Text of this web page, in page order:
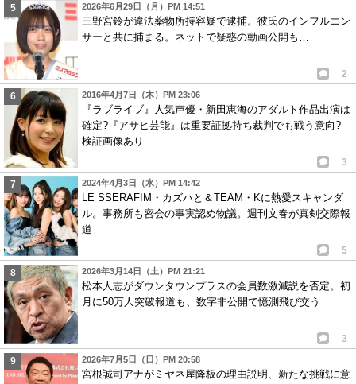
2026年6月29日（月）PM 14:51
三野宮鈴が違法薬物所持容疑で逮捕。彼氏のインフルエン
サーと共に捕まる。ネットで疑惑の動画公開も…
2
2016年4月7日（木）PM 23:06
『ラブライブ』人気声優・新田恵海のアダルト作品出演は
確定?『アサヒ芸能』は重要証拠持ち裁判でも戦う意向?
検証画像あり
3
2024年4月3日（水）PM 14:42
LE SSERAFIM・カズハと＆TEAM・Kに熱愛スキャンダ
ル。事務所も密会の事実認め物議。週刊文春が真剣交際報
道
5
2026年3月14日（土）PM 21:21
松本人志がダウンタウンプラスの会員数激減説を否定。初
月に50万人突破報道も、数字非公開で憶測飛び交う
3
2026年7月5日（日）PM 20:58
宮根誠司アナがミヤネ屋降板の理由説明、新たな挑戦に意